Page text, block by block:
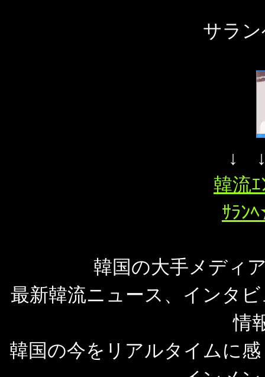
サラ
↓
韓流
ｻﾗﾝ
韓国の大手メディ
最新韓流ニュース、インタ
情
韓国の今をリアルタイムに